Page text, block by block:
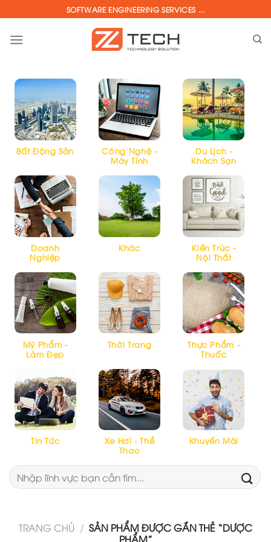
to
content
SOFTWARE ENGINEERING SERVICES ...
Bất Động Sản
Công Nghệ -
Máy Tính
Du Lịch -
Khách Sạn
Doanh
Nghiệp
Khác
Kiến Trúc -
Nội Thất
Mỹ Phẩm -
Làm Đẹp
Thời Trang
Thực Phẩm -
Thuốc
Tin Tức
Xe Hơi - Thể
Thao
Khuyến Mãi
Tìm
kiếm:
TRANG CHỦ / SẢN PHẨM ĐƯỢC GẮN THẺ “DƯỢC
PHẨM”